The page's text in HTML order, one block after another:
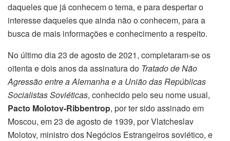
daqueles que já conhecem o tema, e para despertar o
interesse daqueles que ainda não o conhecem, para a
busca de mais informações e conhecimento a respeito.
No último dia 23 de agosto de 2021, completaram-se os
oitenta e dois anos da assinatura do Tratado de Não
Agressão entre a Alemanha e a União das Repúblicas
Socialistas Soviéticas, conhecido pelo seu nome usual,
Pacto Molotov-Ribbentrop, por ter sido assinado em
Moscou, em 23 de agosto de 1939, por Vlatcheslav
Molotov, ministro dos Negócios Estrangeiros soviético, e